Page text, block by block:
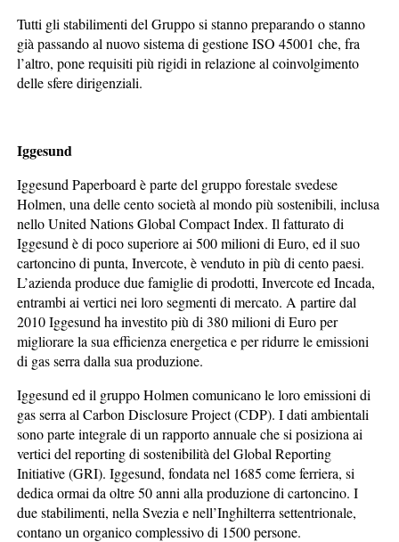
Tutti gli stabilimenti del Gruppo si stanno preparando o stanno
già passando al nuovo sistema di gestione ISO 45001 che, fra
l’altro, pone requisiti più rigidi in relazione al coinvolgimento
delle sfere dirigenziali.
Iggesund
Iggesund Paperboard è parte del gruppo forestale svedese
Holmen, una delle cento società al mondo più sostenibili, inclusa
nello United Nations Global Compact Index. Il fatturato di
Iggesund è di poco superiore ai 500 milioni di Euro, ed il suo
cartoncino di punta, Invercote, è venduto in più di cento paesi.
L’azienda produce due famiglie di prodotti, Invercote ed Incada,
entrambi ai vertici nei loro segmenti di mercato. A partire dal
2010 Iggesund ha investito più di 380 milioni di Euro per
migliorare la sua efficienza energetica e per ridurre le emissioni
di gas serra dalla sua produzione.
Iggesund ed il gruppo Holmen comunicano le loro emissioni di
gas serra al Carbon Disclosure Project (CDP). I dati ambientali
sono parte integrale di un rapporto annuale che si posiziona ai
vertici del reporting di sostenibilità del Global Reporting
Initiative (GRI). Iggesund, fondata nel 1685 come ferriera, si
dedica ormai da oltre 50 anni alla produzione di cartoncino. I
due stabilimenti, nella Svezia e nell’Inghilterra settentrionale,
contano un organico complessivo di 1500 persone.